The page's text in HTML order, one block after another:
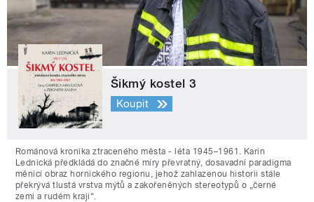
Šikmý kostel 3
Koupit
Románová kronika ztraceného města - léta 1945–1961. Karin
Lednická předkládá do značné míry převratný, dosavadní paradigma
měnící obraz hornického regionu, jehož zahlazenou historii stále
překrývá tlustá vrstva mýtů a zakořeněných stereotypů o „černé
zemi a rudém kraji“.